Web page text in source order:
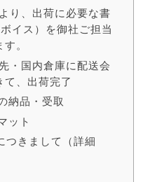
り、出荷に必要な書
イス）を御社ご担当
。
・国内倉庫に配送会
て、出荷完了
納品・受取
ット
つきまして（詳細